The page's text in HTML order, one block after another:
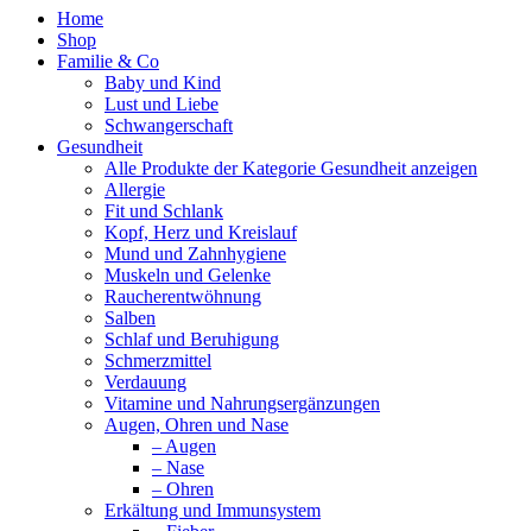
Home
Shop
Familie & Co
Baby und Kind
Lust und Liebe
Schwangerschaft
Gesundheit
Alle Produkte der Kategorie Gesundheit anzeigen
Allergie
Fit und Schlank
Kopf, Herz und Kreislauf
Mund und Zahnhygiene
Muskeln und Gelenke
Raucherentwöhnung
Salben
Schlaf und Beruhigung
Schmerzmittel
Verdauung
Vitamine und Nahrungsergänzungen
Augen, Ohren und Nase
– Augen
– Nase
– Ohren
Erkältung und Immunsystem